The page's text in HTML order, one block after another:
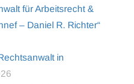
für Arbeitsrecht &
– Daniel R. Richter“
in